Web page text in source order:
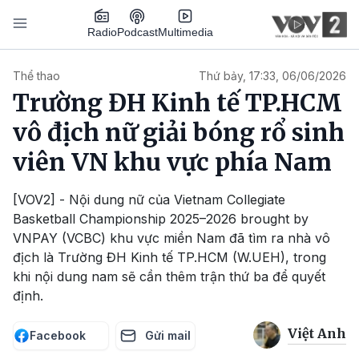
Nhảy đến nội dung
RadioPodcastMultimedia
Thể thao Thứ bảy, 17:33, 06/06/2026
Trường ĐH Kinh tế TP.HCM
vô địch nữ giải bóng rổ sinh
viên VN khu vực phía Nam
[VOV2] - Nội dung nữ của Vietnam Collegiate
Basketball Championship 2025–2026 brought by
VNPAY (VCBC) khu vực miền Nam đã tìm ra nhà vô
địch là Trường ĐH Kinh tế TP.HCM (W.UEH), trong
khi nội dung nam sẽ cần thêm trận thứ ba để quyết
định.
Facebook Gửi mail Việt Anh